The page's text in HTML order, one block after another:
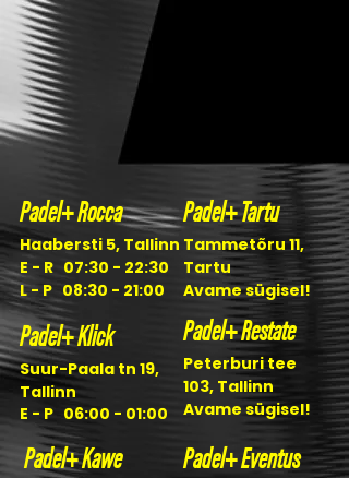
Padel+ Rocca
Haabersti 5, Tallinn
​E - R 07:30 - 22:30
L - P 08:30 - 21:00
Padel+ Klick
Suur-Paala tn 19,
Tallinn
E - P 06:00 - 01:00
Padel+ Kawe
Padel+ Tartu
Tammetõru 11,
Tartu
Avame sügisel!
Padel+ Eventus
Padel+ Restate
Peterburi tee
103, Tallinn
Avame sügisel!